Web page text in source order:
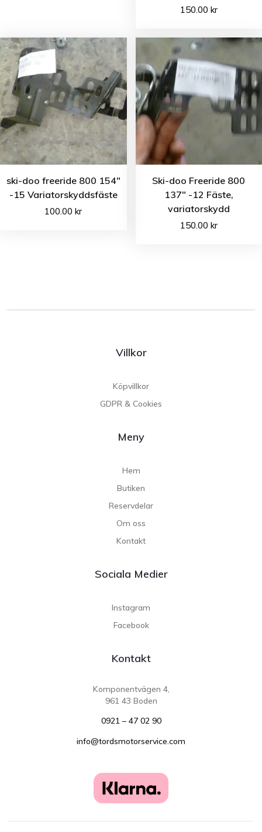
150.00 kr
ski-doo freeride 800 154″
-15 Variatorskyddsfäste
100.00kr
Ski-doo Freeride 800
137″ -12 Fäste,
variatorskydd
150.00 kr
Villkor
Köpvillkor
GDPR & Cookies
Meny
Hem
Butiken
Reservdelar
Om oss
Kontakt
Sociala Medier
Instagram
Facebook
Kontakt
Komponentvägen 4,
961 43 Boden
0921 – 47 02 90
info@tordsmotorservice.com